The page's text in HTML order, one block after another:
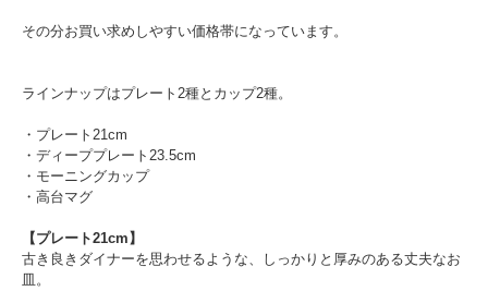
その分お買い求めしやすい価格帯になっています。
ラインナップはプレート2種とカップ2種。
・プレート21cm
・ディーププレート23.5cm
・モーニングカップ
・高台マグ
【プレート21cm】
古き良きダイナーを思わせるような、しっかりと厚みのある丈夫なお
皿。